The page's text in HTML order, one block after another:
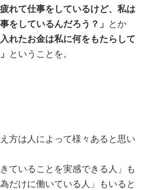
れて仕事をしているけど、私は
をしているんだろう？」
とか
れたお金は私に何をもたらして
ということを。
方は人によって様々あると思い
ていることを実感できる人」も
だけに働いている人」もいると